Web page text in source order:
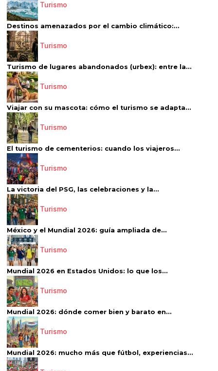
Turismo
Destinos amenazados por el cambio climático:...
Turismo
Turismo de lugares abandonados (urbex): entre la...
Turismo
Viajar con su mascota: cómo el turismo se adapta...
Turismo
El turismo de cementerios: cuando los viajeros...
Turismo
La victoria del PSG, las celebraciones y la...
Turismo
México y el Mundial 2026: guía ampliada de...
Turismo
Mundial 2026 en Estados Unidos: lo que los...
Turismo
Mundial 2026: dónde comer bien y barato en...
Turismo
Mundial 2026: mucho más que fútbol, experiencias...